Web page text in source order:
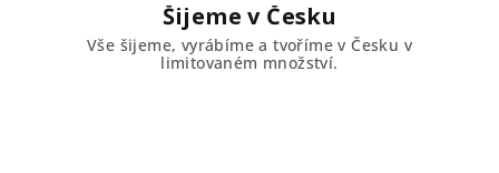
Šijeme v Česku
Vše šijeme, vyrábíme a tvoříme v Česku v
limitovaném množství.